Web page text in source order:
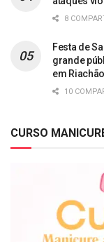
8
Festa de
grande
em
10
CURSO